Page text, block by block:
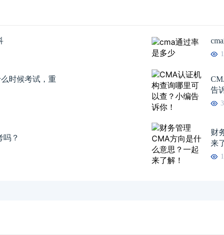
时候考试，重
告
吗？
财
来
CMA学习经验分享：我的CMA征服之旅 08-28
cma持证者分享：创造IMA记忆 08-16